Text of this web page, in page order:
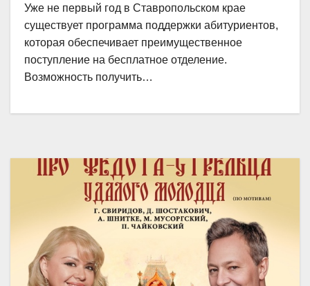
целью поступления в
медицинский вуз в районе.
Уже не первый год в Ставропольском крае
существует программа поддержки абитуриентов,
которая обеспечивает преимущественное
поступление на бесплатное отделение.
Возможность получить…